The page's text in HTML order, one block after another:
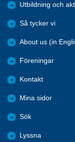
Utbildning och
Så tycker vi
About us (in
Föreningar
Kontakt
Mina sidor
Sök
Lyssna